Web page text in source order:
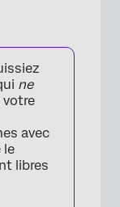
ne
votre
avec
le
libres